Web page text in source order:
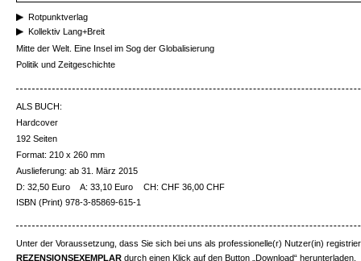
Rotpunktverlag
Kollektiv Lang+Breit
Mitte der Welt. Eine Insel im Sog der Globalisierung
Politik und Zeitgeschichte
ALS BUCH:
Hardcover
192 Seiten
Format: 210 x 260 mm
Auslieferung: ab 31. März 2015
D: 32,50 Euro
A: 33,10 Euro
CH: CHF 36,00 CHF
ISBN (Print) 978-3-85869-615-1
Unter der Voraussetzung, dass Sie sich bei uns als professionelle(r) Nutzer(in)
REZENSIONSEXEMPLAR durch einen Klick auf den Button „Download“ herunterladen.